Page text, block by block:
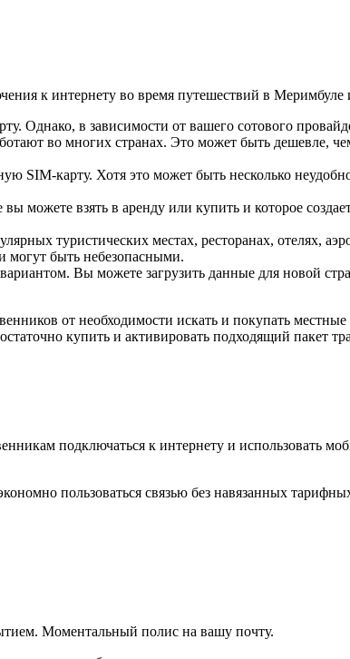
к интернету во время путешествий в Меримбуле
Однако, в зависимости от вашего сотового
во многих странах. Это может быть дешевле,
карту. Хотя это может быть несколько
взять в аренду или купить и которое
туристических местах, ресторанах, отелях,
могут быть небезопасными.
Вы можете загрузить данные для новой
от необходимости искать и покупать
купить и активировать подходящий пакет
подключаться к интернету и использовать
пользоваться связью без навязанных
Моментальный полис на вашу почту.